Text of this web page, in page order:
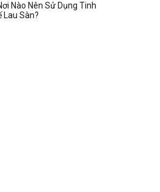
Nào Nên Sử Dụng Tinh
Lau Sàn?